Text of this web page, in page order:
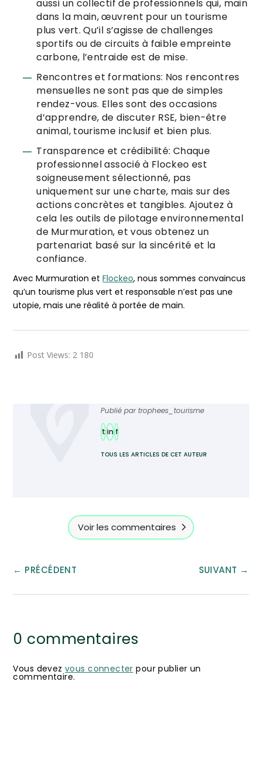
aussi un collectif de professionnels qui, main
dans la main, œuvrent pour un tourisme
plus vert. Qu’il s’agisse de challenges
sportifs ou de circuits à faible empreinte
carbone, l’entraide est de mise.
Rencontres et formations: Nos rencontres
mensuelles ne sont pas que de simples
rendez-vous. Elles sont des occasions
d’apprendre, de discuter RSE, bien-être
animal, tourisme inclusif et bien plus.
Transparence et crédibilité: Chaque
professionnel associé à Flockeo est
soigneusement sélectionné, pas
uniquement sur une charte, mais sur des
actions concrètes et tangibles. Ajoutez à
cela les outils de pilotage environnemental
de Murmuration, et vous obtenez un
partenariat basé sur la sincérité et la
confiance.
Avec Murmuration etFlockeo, nous sommes convaincus
qu’un tourisme plus vert et responsable n’est pas une
utopie, mais une réalité à portée de main.
Post Views: 2 180
Publié partrophees_tourisme
t in f
TOUS LES ARTICLES DE CET AUTEUR
Voir les commentaires
← PRÉCÉDENT SUIVANT →
0 commentaires
Vous devezvous connecter pour publier un
commentaire.